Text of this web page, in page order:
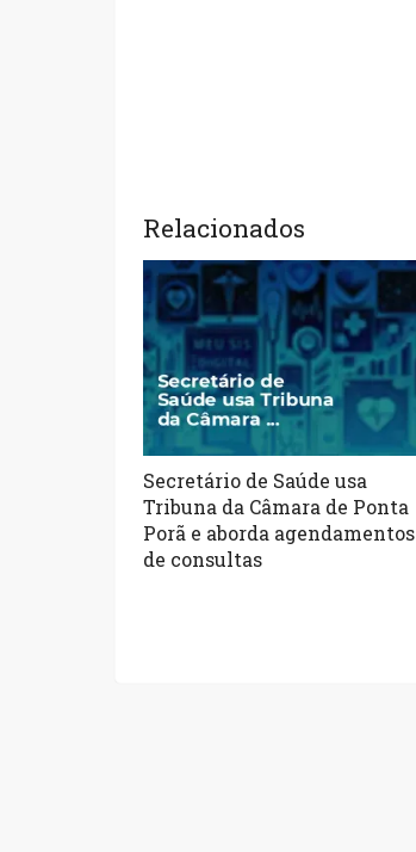
Relacionados
Secretário de Saúde usa
Tribuna da Câmara de Ponta
Porã e aborda agendamentos
de consultas